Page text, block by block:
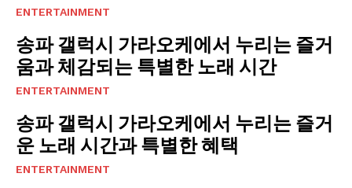
ENTERTAINMENT
송파 갤럭시 가라오케에서 누리는 즐거
움과 체감되는 특별한 노래 시간
ENTERTAINMENT
송파 갤럭시 가라오케에서 누리는 즐거
운 노래 시간과 특별한 혜택
ENTERTAINMENT